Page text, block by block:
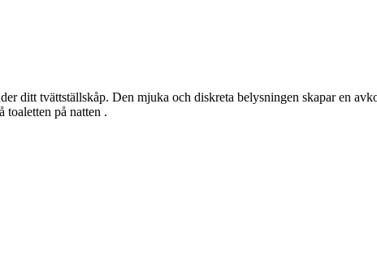
ditt tvättställskåp. Den mjuka och diskreta belysningen skapar en
toaletten på natten .